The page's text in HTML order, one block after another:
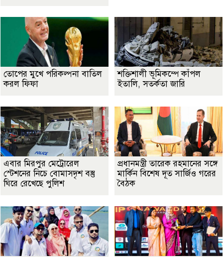
তোপের মুখে পরিকল্পনা বাতিল
করল ফিফা
শক্তিশালী ভূমিকম্পে কাঁপল
ইতালি, সতর্কতা জারি
এবার মিরপুর মেট্রোরেল
স্টেশনের নিচে বোমাসদৃশ বস্তু
ঘিরে রেখেছে পুলিশ
প্রধানমন্ত্রী তারেক রহমানের সঙ্গে
মার্কিন বিশেষ দূত সার্জিও গরের
বৈঠক